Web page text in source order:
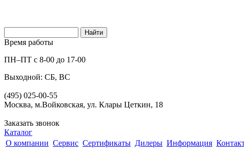
Время работы
ПН–ПТ с 8-00 до 17-00
Выходной: СБ, ВС
(495) 025-00-55
Москва, м.Войковская, ул. Клары Цеткин, 18
Заказать звонок
Каталог
О компании Сервис Сертификаты Дилеры Информация